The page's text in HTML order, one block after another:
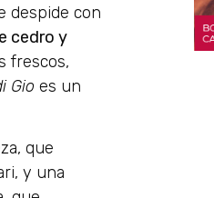
despide con
cedro y
frescos,
Gio es un
que
y una